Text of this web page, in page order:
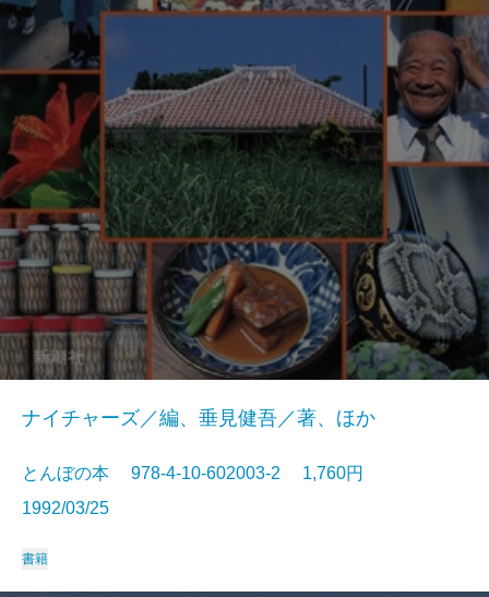
ナイチャーズ／編、垂見健吾／著、ほか
とんぼの本 978-4-10-602003-2 1,760円
1992/03/25
書籍